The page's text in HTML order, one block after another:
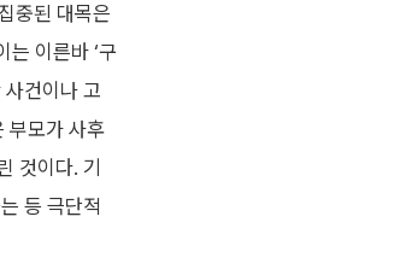
중된 대목은
는 이른바 ‘구
건이나 고
부모가 사후
것이다. 기
등 극단적